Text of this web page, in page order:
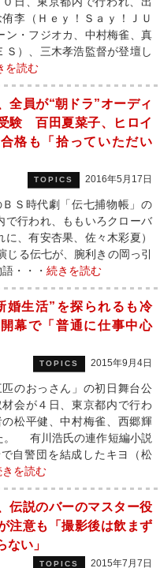
李（Ｈｅｙ！Ｓａｙ！ＪＵ
ン・フジオカ、中村梅雀、真
Ｓ）、三木孝浩監督が登壇し
を読む
全員が“朝ドラ”オーディ
験 百田夏菜子、ヒロイ
格も「拾っていただい
TOPICS 2016年5月17日
Ｓ時代劇「伝七捕物帳」の
で行われ、ももいろクローバ
、有安杏果、佐々木彩夏）
る伝七が、腕利きの岡っ引
・・・ 続きを読む
婚生活”を探られるも冷
幕で「普通に仕事中心
TOPICS 2015年9月4日
のおっさん」の初日舞台公
材会が４日、東京都内で行わ
松平健、中村梅雀、西郷輝
。 有川浩氏の連作短編小説
自警団を結成したキヨ（松
きを読む
伝説のバーのマスター役
注意も「撮影後は飲まず
ない」
TOPICS 2015年7月7日